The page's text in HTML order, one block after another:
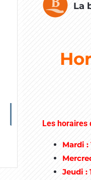
La
Les horaires
Mardi :
Jeudi :